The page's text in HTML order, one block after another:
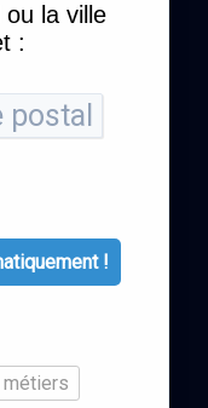
la ville
:
!
métiers